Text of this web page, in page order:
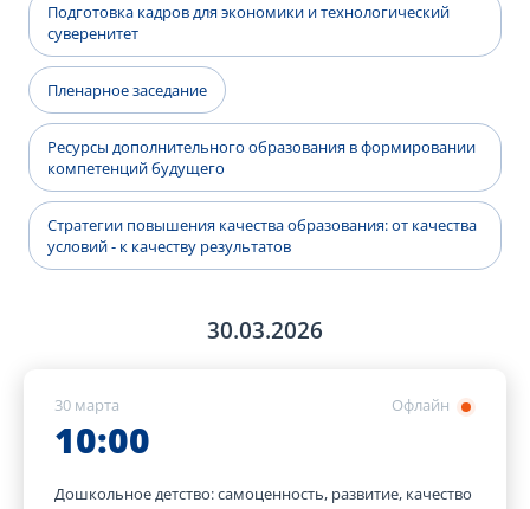
Подготовка кадров для экономики и технологический
суверенитет
Пленарное заседание
Ресурсы дополнительного образования в формировании
компетенций будущего
Стратегии повышения качества образования: от качества
условий - к качеству результатов
30.03.2026
Офлайн
30 марта
10:00
Дошкольное детство: самоценность, развитие, качество